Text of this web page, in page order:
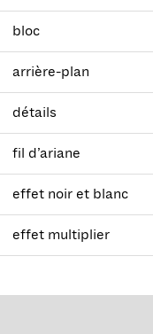
bloc
arrière-plan
détails
fil d’ariane
effet noir et blanc
effet multiplier